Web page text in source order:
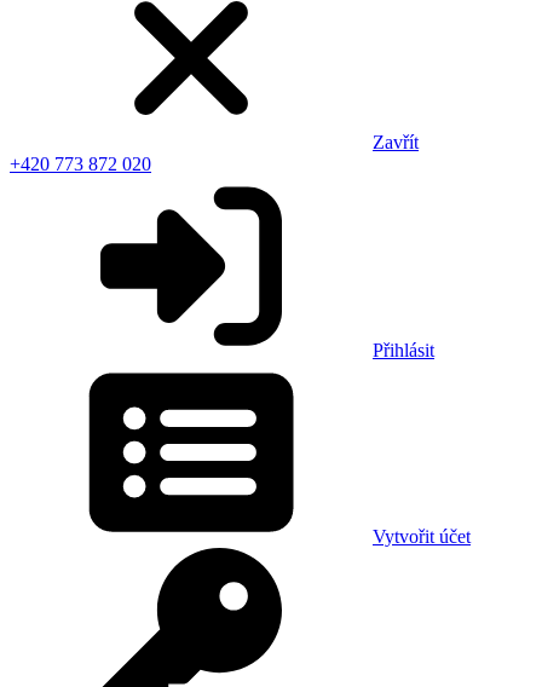
Zavřít
+420 773 872 020
Přihlásit
Vytvořit účet